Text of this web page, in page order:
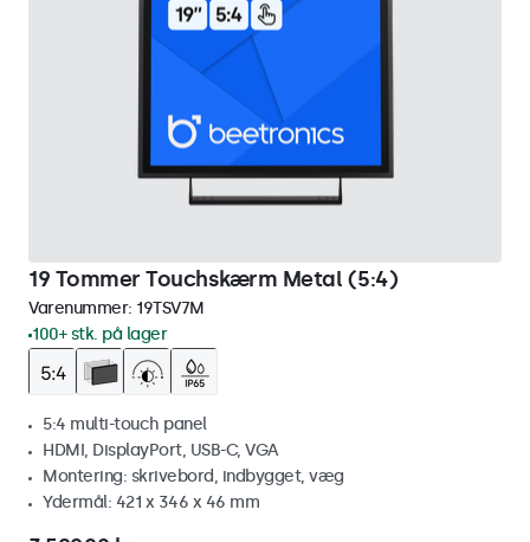
19 Tommer Touchskærm Metal (5:4)
Varenummer: 19TSV7M
100+ stk. på lager
5:4 multi-touch panel
HDMI, DisplayPort, USB-C, VGA
Montering: skrivebord, indbygget, væg
Ydermål: 421 x 346 x 46 mm